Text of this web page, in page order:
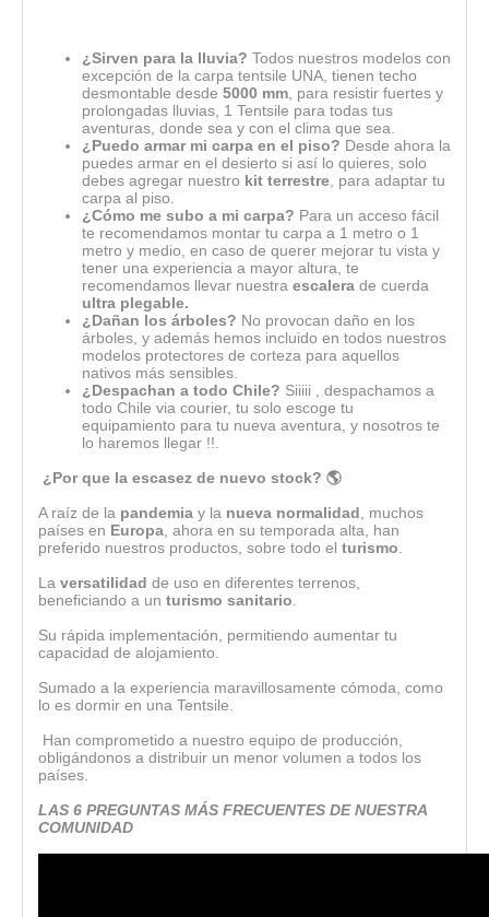
¿Sirven para la lluvia? Todos nuestros modelos con
excepción de la carpa tentsile UNA, tienen techo
desmontable desde 5000 mm , para resistir fuertes y
prolongadas lluvias, 1 Tentsile para todas tus
aventuras, donde sea y con el clima que sea.
¿Puedo armar mi carpa en el piso? Desde ahora la
puedes armar en el desierto si así lo quieres, solo
debes agregar nuestro kit terrestre , para adaptar tu
carpa al piso.
¿Cómo me subo a mi carpa? Para un acceso fácil
te recomendamos montar tu carpa a 1 metro o 1
metro y medio, en caso de querer mejorar tu vista y
tener una experiencia a mayor altura, te
recomendamos llevar nuestra escalera de cuerda
ultra plegable.
¿Dañan los árboles? No provocan daño en los
árboles, y además hemos incluido en todos nuestros
modelos protectores de corteza para aquellos
nativos más sensibles.
¿Despachan a todo Chile? Siiiii , despachamos a
todo Chile via courier, tu solo escoge tu
equipamiento para tu nueva aventura, y nosotros te
lo haremos llegar !!.
¿Por que la escasez de nuevo stock? 🌎
A raíz de la pandemia y la nueva normalidad , muchos
países en Europa , ahora en su temporada alta, han
preferido nuestros productos, sobre todo el turismo
La versatilidad de uso en diferentes terrenos,
beneficiando a un turismo sanitario
Su rápida implementación, permitiendo aumentar tu
capacidad de alojamiento.
Sumado a la experiencia maravillosamente cómoda, como
lo es dormir en una Tentsile.
Han comprometido a nuestro equipo de producción,
obligándonos a distribuir un menor volumen a todos los
países.
LAS 6 PREGUNTAS MÁS FRECUENTES DE NUESTRA
COMUNIDAD